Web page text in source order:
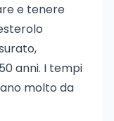
e tenere
anni. I tempi
molto da